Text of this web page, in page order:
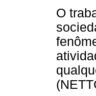
O